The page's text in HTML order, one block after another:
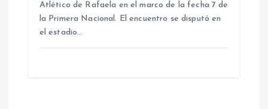
Atlético de Rafaela en el marco de la fecha 7 de
la Primera Nacional. El encuentro se disputó en
el estadio…